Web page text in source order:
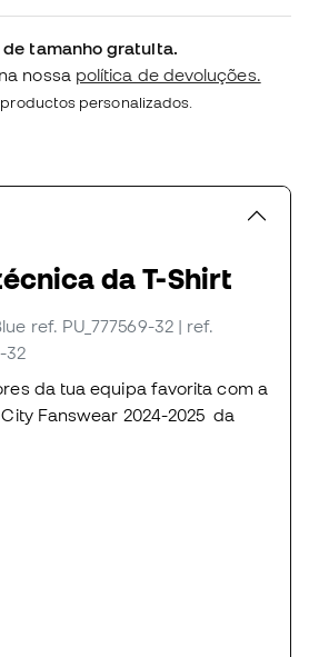
tamanho gratuita.
nossa política de devoluções.
personalizados.
da T-Shirt
ref. PU_777569-32 | ref.
32
da tua equipa favorita com a
Fanswear 2024-2025 da